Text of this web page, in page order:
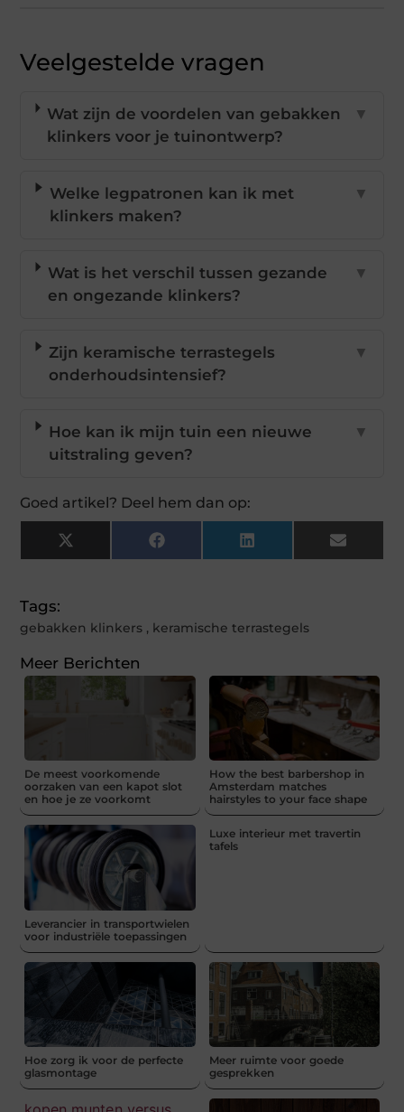
Veelgestelde vragen
Wat zijn de voordelen van gebakken
klinkers voor je tuinontwerp?
▼
Welke legpatronen kan ik met
klinkers maken?
▼
Wat is het verschil tussen gezande
en ongezande klinkers?
▼
Zijn keramische terrastegels
onderhoudsintensief?
▼
Hoe kan ik mijn tuin een nieuwe
uitstraling geven?
▼
Goed artikel? Deel hem dan op:
X
(Twitter)
Facebook LinkedIn Email
Tags:
gebakken klinkers , keramische terrastegels
Meer Berichten
De meest voorkomende
oorzaken van een kapot slot
en hoe je ze voorkomt
How the best barbershop in
Amsterdam matches
hairstyles to your face shape
Leverancier in transportwielen
voor industriële toepassingen
Luxe interieur met travertin
tafels
Hoe zorg ik voor de perfecte
glasmontage
Meer ruimte voor goede
gesprekken